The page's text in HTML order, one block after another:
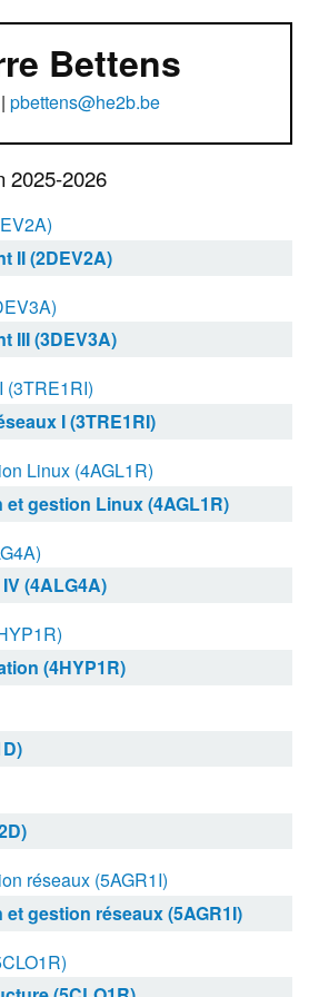
Bettens
pbettens@he2b.be
2025-2026
II (2DEV2A)
III (3DEV3A)
(3TRE1RI)
I (3TRE1RI)
Linux (4AGL1R)
gestion Linux (4AGL1R)
(4ALG4A)
(4HYP1R)
réseaux (5AGR1I)
gestion réseaux (5AGR1I)